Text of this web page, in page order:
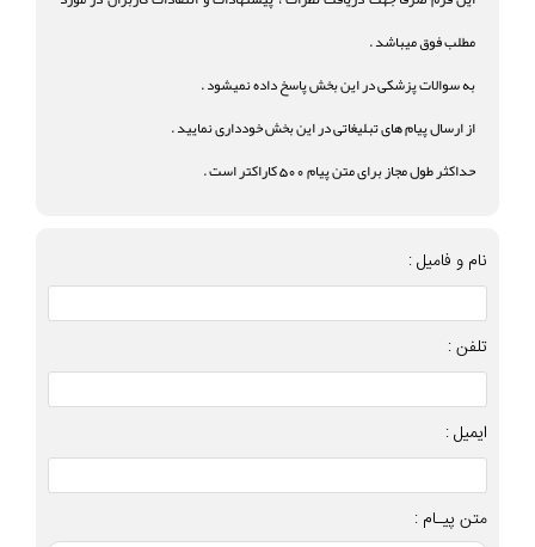
مطلب فوق میباشد .
به سوالات پزشکی در این بخش پاسخ داده نمیشود .
از ارسال پیام های تبلیغاتی در این بخش خودداری نمایید .
حداکثر طول مجاز برای متن پیام 500 کاراکتر است .
نام و فامیل :
تلفن :
ایمیل :
متن پیـام :